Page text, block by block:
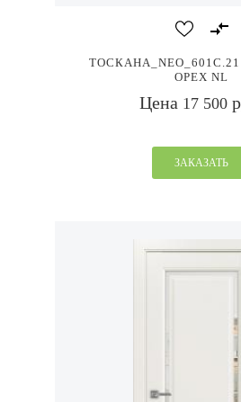
ОРЕХ NL
Цена 17 500
ЗАКАЗАТЬ